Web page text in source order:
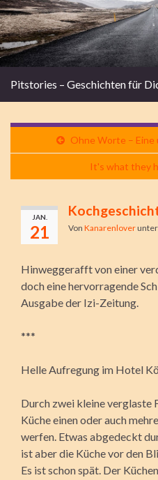
Pitstories – Geschichten für
Ohne Worte – Eine
It's what they
JAN.
21 Von Kanarenloverunter
Hinweggerafft von einer
doch eine hervorragende
Ausgabe der Izi-Zeitung.
***
Helle Aufregung im Hotel
Durch zwei kleine verglaste
Küche einen oder auch
werfen. Etwas abgedeckt
ist aber die Küche vor den
Es ist schon spät. Der